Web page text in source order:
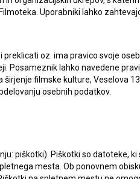
sežgala
Uporabniki lahko
oz. ima pravico svoje
Posameznik lahko navedene
filmske kulture, Veselova
osebnih podatkov.
piškotki). Piškotki so datoteke, ki
mesta. Ob ponovnem